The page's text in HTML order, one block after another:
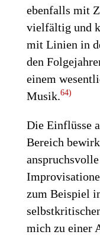
ebenfalls mit
vielfältig und
mit Linien in
den
einem
Musik.64)
Die Einflüsse
Bereich
zum Beispiel
mich zu einer